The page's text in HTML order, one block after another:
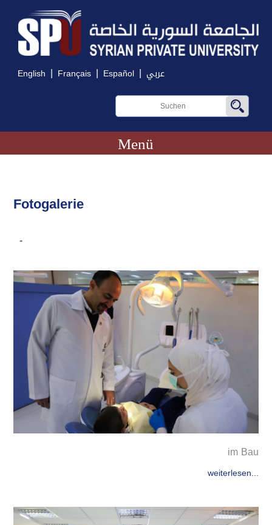
English | Français | Español | عربي
Menü
Fotogalerie
-
im Bau
weiterlesen...